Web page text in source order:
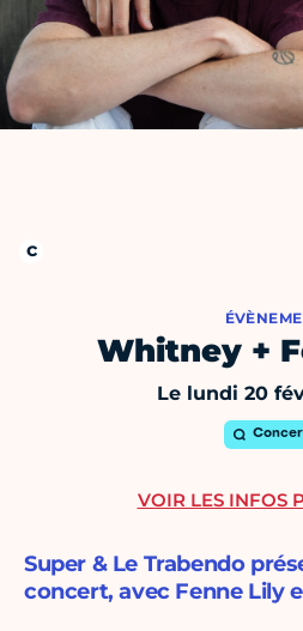
Whitney +
Le lundi 20
Super & Le Trabendo
concert, avec Fenne Lily
VOIR LES INFOS